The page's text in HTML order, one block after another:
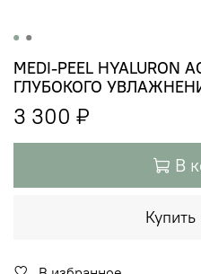
MEDI-PEEL HYALURON
ГЛУБОКОГО
3 300 ₽
В
Купить